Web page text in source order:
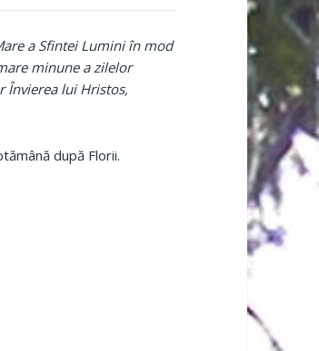
a Sfintei Lumini în mod
minune a zilelor
Învierea lui Hristos,
după Florii.